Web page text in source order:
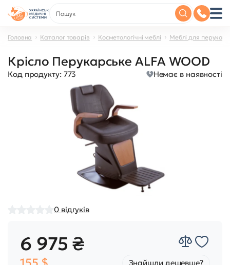
Головна Каталог товарів Косметологічні меблі Меблі для
Крісло Перукарське ALFA WOOD
Код продукту: 773 Немає в наявності
0 відгуків
6 975 ₴
Знайшли дешевше?